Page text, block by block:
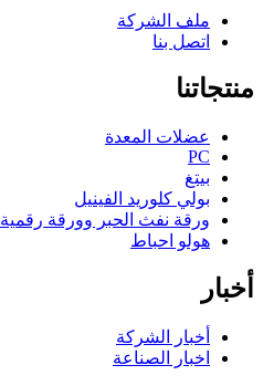
ملف الشركة
اتصل بنا
منتجاتنا
عضلات المعدة
PC
بيتغ
بولي كلوريد الفينيل
ورقة نفث الحبر وورقة رقمية
هولو احباط
أخبار
أخبار الشركة
اخبار الصناعة